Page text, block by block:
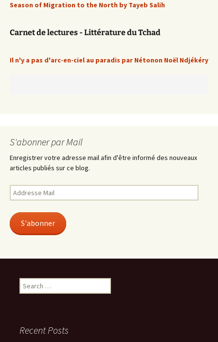
Season of Migration to the North by Tayeb Salih
Carnet de lectures - Littérature du Tchad
Il n'y a pas d'arc-en-ciel au paradis par Nétonon Noël Ndjékéry
S'abonner par Mail
Enregistrer votre adresse mail afin d'être informé des nouveaux
articles publiés sur ce blog.
Addresse
Mail
S'abonner
Search
for:
Recent Posts